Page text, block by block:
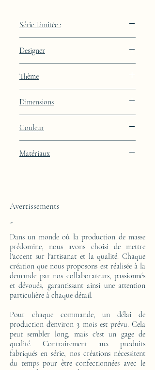
Série Limitée :
Designer
Thème
Dimensions
: 29cm
Couleur
Matériaux
Avertissements
-
Dans un monde où la production de masse
prédomine, nous avons choisi de mettre
l'accent sur l'artisanat et la qualité. Chaque
création que nous proposons est réalisée à la
demande par nos collaborateurs, passionnés
et dévoués, garantissant ainsi une attention
particulière à chaque détail.
Pour chaque commande, un délai de
production d'environ 3 mois est prévu. Cela
peut sembler long, mais c'est un gage de
qualité. Contrairement aux produits
fabriqués en série, nos créations nécessitent
du temps pour être confectionnées avec le